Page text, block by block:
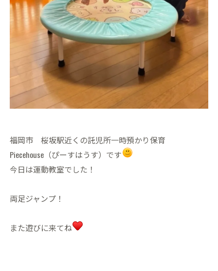
福岡市 桜坂駅近くの託児所一時預かり保育
Piecehouse（ぴーすはうす）です
今日は運動教室でした！
両足ジャンプ！
また遊びに来てね